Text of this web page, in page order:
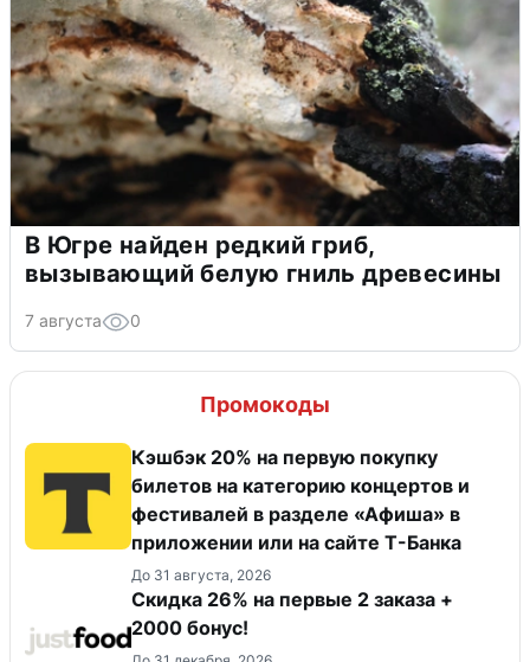
В Югре найден редкий гриб,
вызывающий белую гниль древесины
7 августа 0
Промокоды
Кэшбэк 20% на первую покупку
билетов на категорию концертов и
фестивалей в разделе «Афиша» в
приложении или на сайте Т-Банка
До 31 августа, 2026
Скидка 26% на первые 2 заказа +
2000 бонус!